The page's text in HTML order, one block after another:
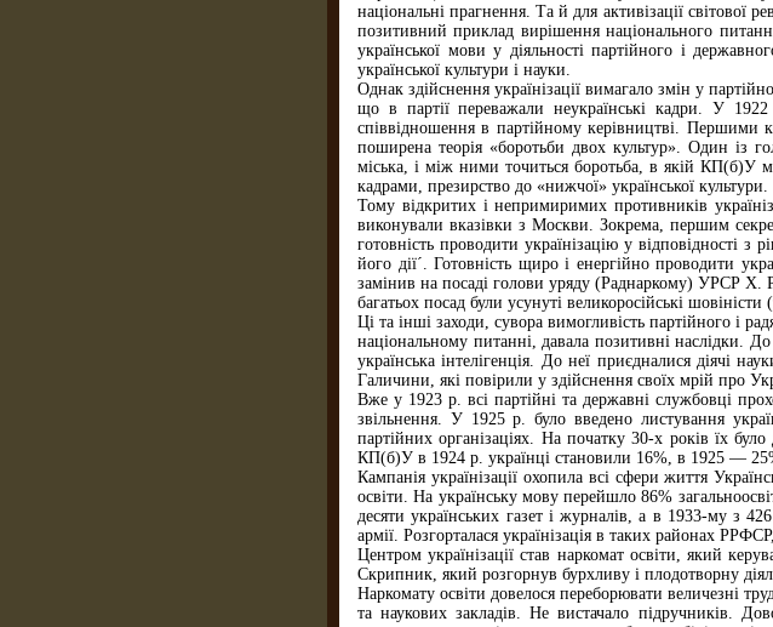
національні прагнення. Та й для активізації світової
позитивний приклад вирішення національного
української мови у діяльності партійного і
української культури і науки.
Однак здійснення українізації вимагало змін у
що в партії переважали неукраїнські кадри. У
співвідношення в партійному керівництві.
поширена теорія «боротьби двох культур». Один із
міська, і між ними точиться боротьба, в якій КП(б)У
кадрами, презирство до «нижчої» української культури.
Тому відкритих і непримиримих противників
виконували вказівки з Москви. Зокрема, першим
готовність проводити українізацію у відповідності
його дії´. Готовність щиро і енергійно проводити
замінив на посаді голови уряду (Раднаркому) УРСР X.
багатьох посад були усунуті великоросійські
Ці та інші заходи, сувора вимогливість партійного і
національному питанні, давала позитивні наслідки.
українська інтелігенція. До неї приєдналися діячі
Галичини, які повірили у здійснення своїх мрій про
Вже у 1923 р. всі партійні та державні службовці
звільнення. У 1925 р. було введено листування
партійних організаціях. На початку 30-х років їх
КП(б)У в 1924 р. українці становили 16%, в 1925 —
Кампанія українізації охопила всі сфери життя
освіти. На українську мову перейшло 86%
десяти українських газет і журналів, а в 1933-му з
армії. Розгорталася українізація в таких районах
Центром українізації став наркомат освіти, який
Скрипник, який розгорнув бурхливу і плодотворну
Наркомату освіти довелося переборювати величезні
та наукових закладів. Не вистачало підручників.